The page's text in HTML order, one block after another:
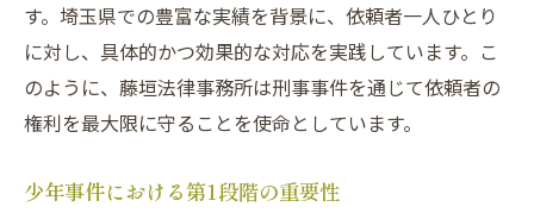
す。埼玉県での豊富な実績を背景に、依頼者一人ひとり
に対し、具体的かつ効果的な対応を実践しています。こ
のように、藤垣法律事務所は刑事事件を通じて依頼者の
権利を最大限に守ることを使命としています。
少年事件における第1段階の重要性